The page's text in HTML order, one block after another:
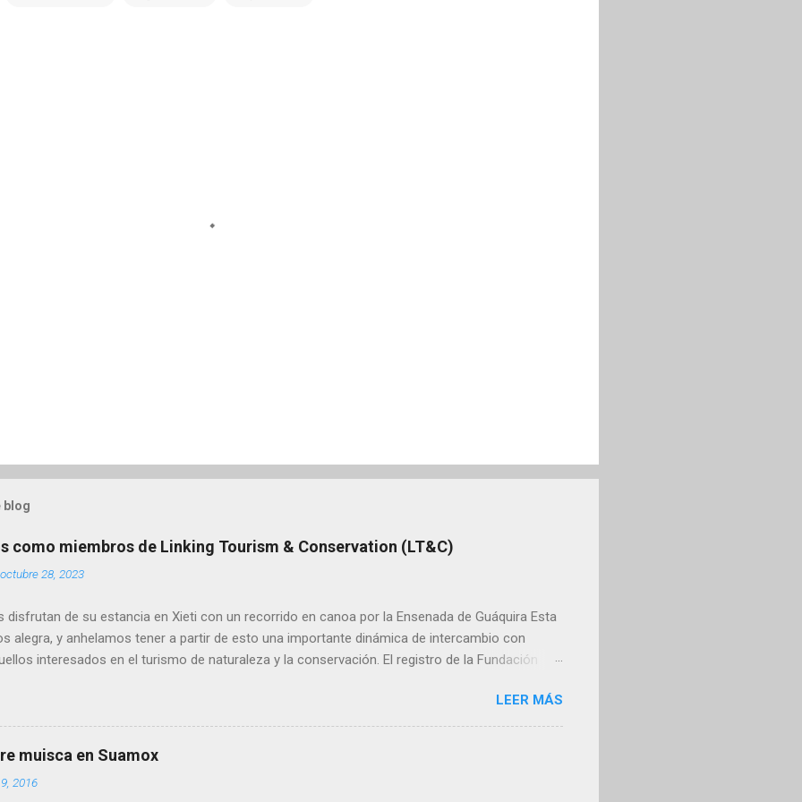
blog
como miembros de Linking Tourism & Conservation (LT&C)
octubre 28, 2023
disfrutan de su estancia en Xieti con un recorrido en canoa por la Ensenada de Guáquira Esta
alegra, y anhelamos tener a partir de esto una importante dinámica de intercambio con
interesados en el turismo de naturaleza y la conservación. El registro de la Fundación
enseguida. Con orgullo compartimos que hemos sido aceptados como miembros de
& Conservation (LT&C) , organización sin ánimo de lucro con sede en Noruega y cuya
Facilitar una red educativa global de embajadores del turismo y la conservación, que
para incrementar las mejores prácticas turísticas que apoyan el establecimiento, desarrollo y
áreas naturales protegidas. Nuestro perfil en LT&C:
LEER MÁS
muisca en Suamox
2016